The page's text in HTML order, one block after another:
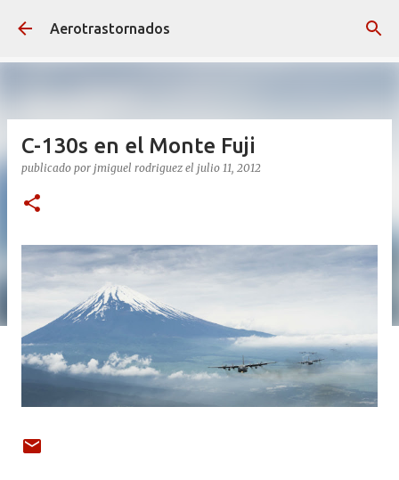
Ir al contenido principal
Aerotrastornados
C-130s en el Monte Fuji
publicado por jmiguel rodriguez el julio 11, 2012